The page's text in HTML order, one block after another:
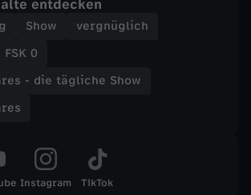
entdecken
Show
vergnüglich
FSK 0
- die tägliche Show
Instagram TikTok